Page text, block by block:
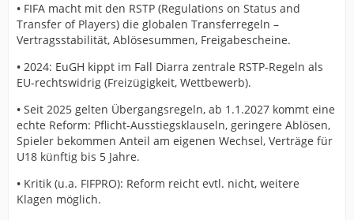
• FIFA macht mit den RSTP (Regulations on Status and
Transfer of Players) die globalen Transferregeln –
Vertragsstabilität, Ablösesummen, Freigabescheine.
• 2024: EuGH kippt im Fall Diarra zentrale RSTP-Regeln als
EU-rechtswidrig (Freizügigkeit, Wettbewerb).
• Seit 2025 gelten Übergangsregeln, ab 1.1.2027 kommt eine
echte Reform: Pflicht-Ausstiegsklauseln, geringere Ablösen,
Spieler bekommen Anteil am eigenen Wechsel, Verträge für
U18 künftig bis 5 Jahre.
• Kritik (u.a. FIFPRO): Reform reicht evtl. nicht, weitere
Klagen möglich.